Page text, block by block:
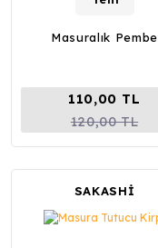
Masuralık Pembe
110,00 TL
120,00 TL
SAKASHİ